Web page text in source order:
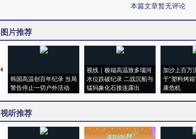
本篇文章暂无评论
图片推荐
韩国高温创百年纪录 当局
警告停止一切户外活动
视线｜极端高温致多瑙河
水位跌破纪录 二战沉船与
猛犸象化石接连露出
加沙上百万
于“塑料烤
康危机
视听推荐